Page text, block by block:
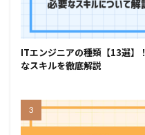
ITエンジニアの種類【13選】
なスキルを徹底解説